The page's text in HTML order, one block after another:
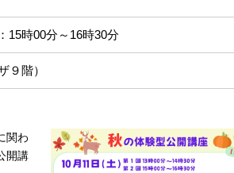
15時00分～16時30分
９階）
関わ
開講